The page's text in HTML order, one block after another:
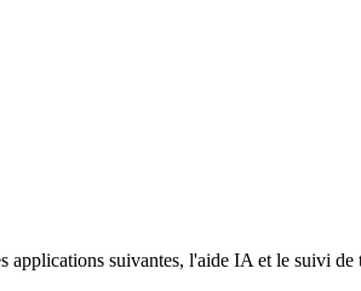
applications suivantes, l'aide IA et le suivi de